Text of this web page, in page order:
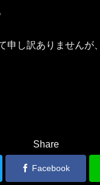
申し訳ありませんが
Share
Facebook